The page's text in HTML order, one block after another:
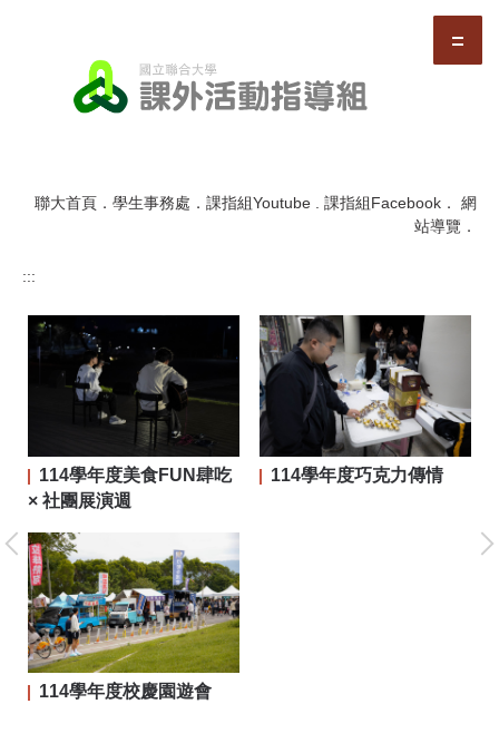
聯大首頁 ． 學生事務處 ． 課指組Youtube . 課指組Facebook ． 網
站導覽 ．
:::
114學年度美食FUN肆吃
× 社團展演週
114學年度巧克力傳情
114學年度校慶園遊會